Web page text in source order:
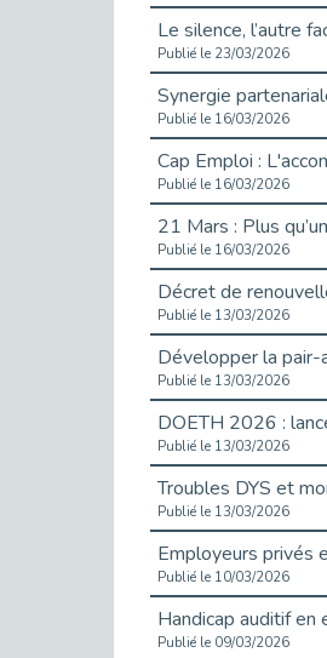
Publié le 23/03/2026
Publié le 16/03/2026
Publié le 16/03/2026
Publié le 16/03/2026
Publié le 13/03/2026
Publié le 13/03/2026
Publié le 13/03/2026
Publié le 13/03/2026
Publié le 10/03/2026
Publié le 09/03/2026